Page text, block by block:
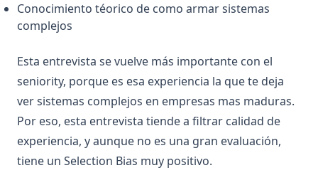
Conocimiento téorico de como armar sistemas
complejos
Esta entrevista se vuelve más importante con el
seniority, porque es esa experiencia la que te deja
ver sistemas complejos en empresas mas maduras.
Por eso, esta entrevista tiende a filtrar calidad de
experiencia, y aunque no es una gran evaluación,
tiene un Selection Bias muy positivo.